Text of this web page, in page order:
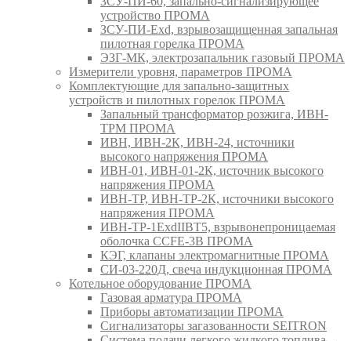
устройство ПРОМА
ЗСУ-ПИ-Exd, взрывозащищенная запальная
пилотная горелка ПРОМА
ЭЗГ-МК, электрозапальник газовый ПРОМА
Измерители уровня, параметров ПРОМА
Комплектующие для запально-защитных
устройств и пилотных горелок ПРОМА
Запальный трансформатор розжига, ИВН-
ТРМ ПРОМА
ИВН, ИВН-2К, ИВН-24, источники
высокого напряжения ПРОМА
ИВН-01, ИВН-01-2К, источник высокого
напряжения ПРОМА
ИВН-ТР, ИВН-ТР-2К, источники высокого
напряжения ПРОМА
ИВН-ТР-1ExdIIBT5, взрывонепроницаемая
оболочка CCFE-3B ПРОМА
КЭГ, клапаны электромагнитные ПРОМА
СИ-03-220Д, свеча индукционная ПРОМА
Котельное оборудование ПРОМА
Газовая арматура ПРОМА
Приборы автоматизации ПРОМА
Сигнализаторы загазованности SEITRON